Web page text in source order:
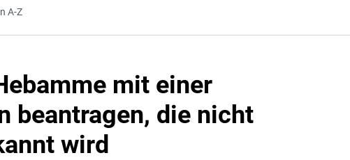
A-Z
mit einer
beantragen, die nicht
wird